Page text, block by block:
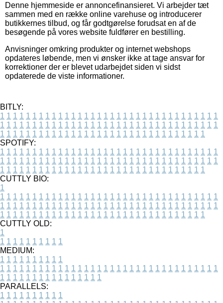
Denne hjemmeside er annoncefinansieret. Vi arbejder tæt
sammen med en række online varehuse og introducerer
butikkernes tilbud, og får godtgørelse forudsat en af de
besøgende på vores website fuldfører en bestilling.
Anvisninger omkring produkter og internet webshops
opdateres løbende, men vi ønsker ikke at tage ansvar for
korrektioner der er blevet udarbejdet siden vi sidst
opdaterede de viste informationer.
BITLY:
1 1 1 1 1 1 1 1 1 1 1 1 1 1 1 1 1 1 1 1 1 1 1 1 1 1 1 1 1 1 1 1 1 1
1 1 1 1 1 1 1 1 1 1 1 1 1 1 1 1 1 1 1 1 1 1 1 1 1 1 1 1 1 1 1 1 1 1
1 1 1 1 1 1 1 1 1 1 1 1 1 1 1 1 1 1 1 1 1 1 1 1 1 1 1 1 1 1 1 1
SPOTIFY:
1 1 1 1 1 1 1 1 1 1 1 1 1 1 1 1 1 1 1 1 1 1 1 1 1 1 1 1 1 1 1 1 1 1
1 1 1 1 1 1 1 1 1 1 1 1 1 1 1 1 1 1 1 1 1 1 1 1 1 1 1 1 1 1 1 1 1 1
1 1 1 1 1 1 1 1 1 1 1 1 1 1 1 1 1 1 1 1 1 1 1 1 1 1 1 1 1 1 1 1
CUTTLY BIO:
1
1 1 1 1 1 1 1 1 1 1 1 1 1 1 1 1 1 1 1 1 1 1 1 1 1 1 1 1 1 1 1 1 1 1
1 1 1 1 1 1 1 1 1 1 1 1 1 1 1 1 1 1 1 1 1 1 1 1 1 1 1 1 1 1 1 1 1 1
1 1 1 1 1 1 1 1 1 1 1 1 1 1 1 1 1 1 1 1 1 1 1 1 1 1 1 1 1 1 1 1
CUTTLY OLD:
1
1 1 1 1 1 1 1 1 1 1
MEDIUM:
1 1 1 1 1 1 1 1 1 1
1 1 1 1 1 1 1 1 1 1 1 1 1 1 1 1 1 1 1 1 1 1 1 1 1 1 1 1 1 1 1 1 1 1
1 1 1 1 1 1 1 1 1 1 1 1 1 1 1 1
PARALLELS:
1 1 1 1 1 1 1 1 1 1